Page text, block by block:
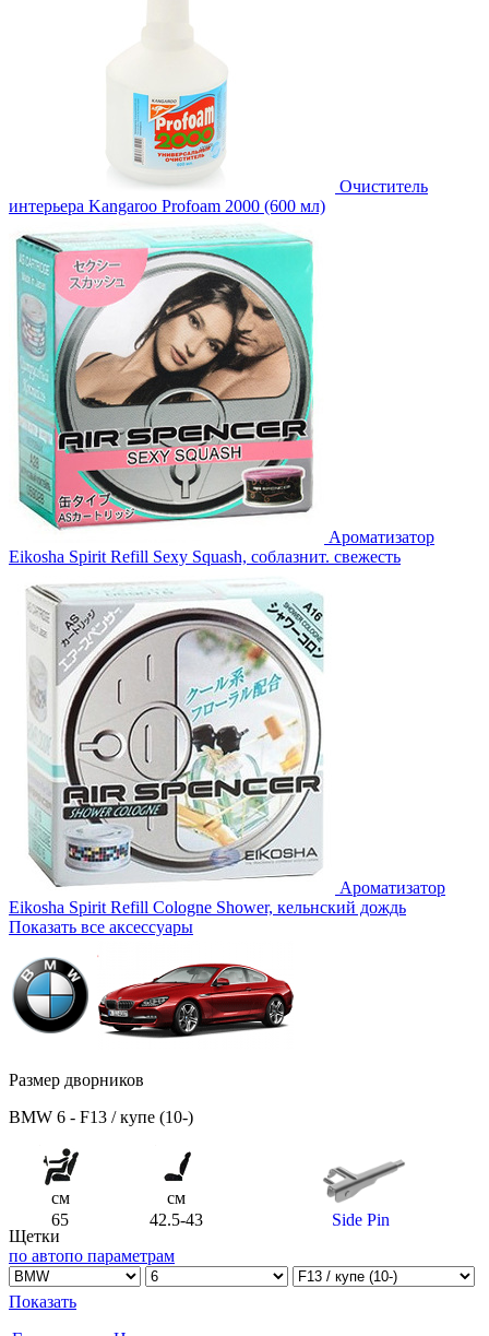
Очиститель
интерьера Kangaroo Profoam 2000 (600 мл)
Ароматизатор
Eikosha Spirit Refill Sexy Squash, соблазнит. свежесть
Ароматизатор
Eikosha Spirit Refill Cologne Shower, кельнский дождь
Показать все аксессуары
Размер дворников
BMW 6 - F13 / купе (10-)
см
см
65
42.5-43
Side Pin
Щетки
по автопо параметрам
Показать